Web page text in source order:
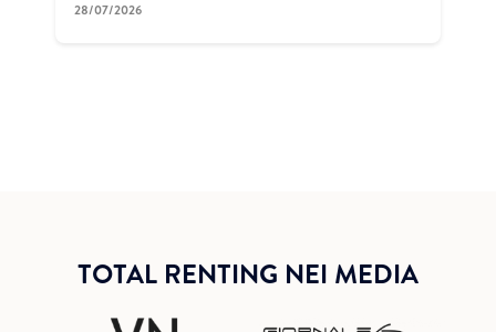
28/07/2026
TOTAL RENTING NEI MEDIA